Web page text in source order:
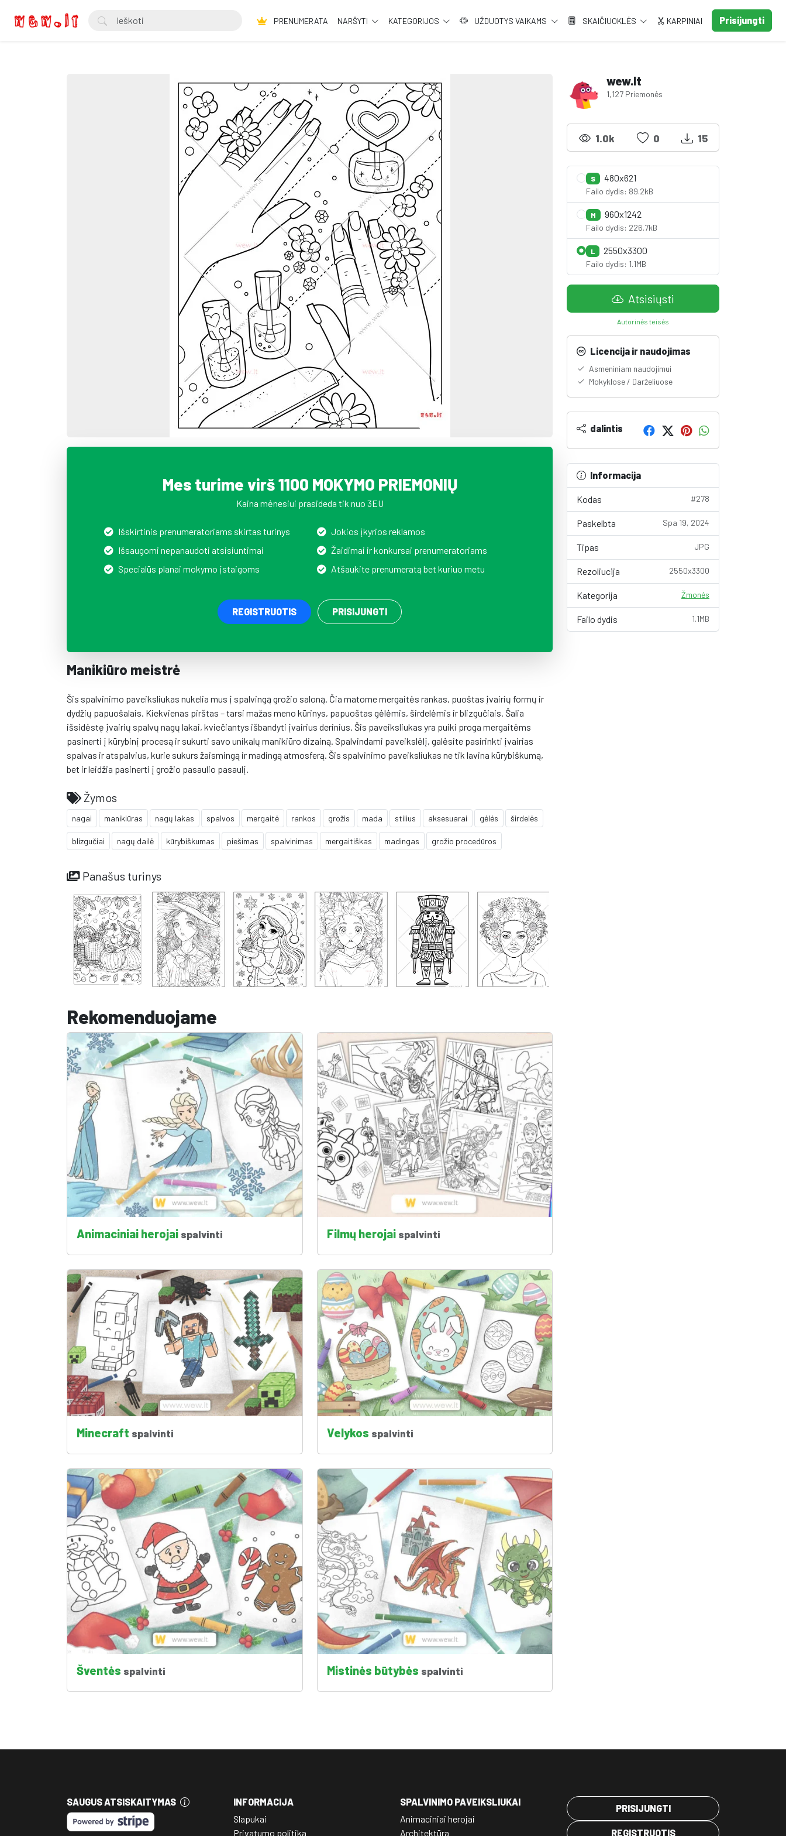
PRENUMERATA NARŠYTI KATEGORIJOS UŽDUOTYS VAIKAMS SKAIČIUOKLĖS KARPINIAI Prisijungti
Mes turime virš 1100 MOKYMO PRIEMONIŲ
Kaina mėnesiui prasideda tik nuo 3EU
Išskirtinis prenumeratoriams skirtas turinys
Išsaugomi nepanaudoti atsisiuntimai
Specialūs planai mokymo įstaigoms
Jokios įkyrios reklamos
Žaidimai ir konkursai prenumeratoriams
Atšaukite prenumeratą bet kuriuo metu
REGISTRUOTIS PRISIJUNGTI
Manikiūro meistrė
Šis spalvinimo paveiksliukas nukelia mus į spalvingą grožio saloną. Čia matome mergaitės rankas, puoštas įvairių formų ir
dydžių papuošalais. Kiekvienas pirštas – tarsi mažas meno kūrinys, papuoštas gėlėmis, širdelėmis ir blizgučiais. Šalia
išsidėstę įvairių spalvų nagų lakai, kviečiantys išbandyti įvairius derinius. Šis paveiksliukas yra puiki proga mergaitėms
pasinerti į kūrybinį procesą ir sukurti savo unikalų manikiūro dizainą. Spalvindami paveikslėlį, galėsite pasirinkti įvairias
spalvas ir atspalvius, kurie sukurs žaismingą ir madingą atmosferą. Šis spalvinimo paveiksliukas ne tik lavina kūrybiškumą,
bet ir leidžia pasinerti į grožio pasaulio pasaulį.
Žymos
nagai manikiūras nagų lakas spalvos mergaitė rankos grožis mada stilius aksesuarai gėlės širdelės
blizgučiai nagų dailė kūrybiškumas piešimas spalvinimas mergaitiškas madingas grožio procedūros
Panašus turinys
Rekomenduojame
Animaciniai herojai spalvinti Filmų herojai spalvinti
Minecraft spalvinti Velykos spalvinti
Šventės spalvinti Mistinės būtybės spalvinti
wew.lt
1,127 Priemonės
1.0k 0 15
S 480x621
Failo dydis: 89.2kB
M 960x1242
Failo dydis: 226.7kB
L 2550x3300
Failo dydis: 1.1MB
Atsisiųsti
Autorinės teisės
Licencija ir naudojimas
Asmeniniam naudojimui
Mokyklose / Darželiuose
dalintis
Informacija
Kodas #278
Paskelbta Spa 19, 2024
Tipas JPG
Rezoliucija 2550x3300
Kategorija Žmonės
Failo dydis 1.1MB
SAUGUS ATSISKAITYMAS
INFORMACIJA
Slapukai
Privatumo politika
SPALVINIMO PAVEIKSLIUKAI
Animaciniai herojai
Architektūra
PRISIJUNGTI
REGISTRUOTIS